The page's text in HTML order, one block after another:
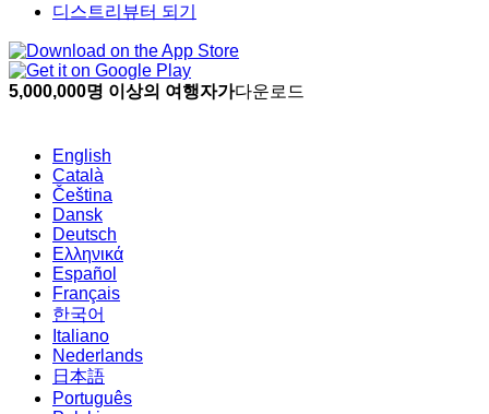
디스트리뷰터 되기
5,000,000명 이상의 여행자가다운로드
English
Català
Čeština
Dansk
Deutsch
Ελληνικά
Español
Français
한국어
Italiano
Nederlands
日本語
Português